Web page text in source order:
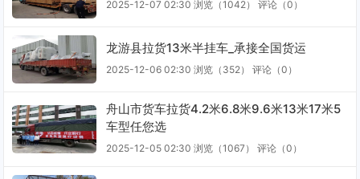
2025-12-07 02:30 浏览（1042） 评论（0 ）
龙游县拉货13米半挂车_承接全国货运
2025-12-06 02:30 浏览（352） 评论（0 ）
舟山市货车拉货4.2米6.8米9.6米13米17米5
车型任您选
2025-12-05 02:30 浏览（1067） 评论（0 ）